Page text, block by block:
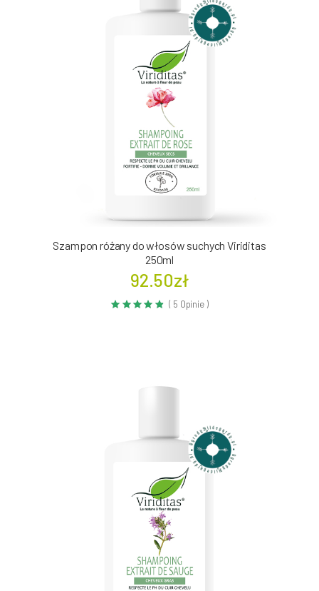
Szampon różany do włosów suchych Viriditas
250ml
92.50zł
( 5 Opinie )